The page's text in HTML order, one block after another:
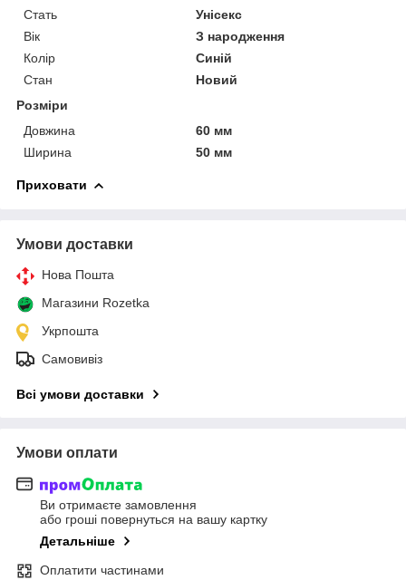
Стать
Унісекс
Вік
З народження
Колір
Синій
Стан
Новий
Розміри
Довжина
60 мм
Ширина
50 мм
Приховати
Умови доставки
Нова Пошта
Магазини Rozetka
Укрпошта
Самовивіз
Всі умови доставки
Умови оплати
Ви отримаєте замовлення
або гроші повернуться на вашу картку
Детальніше
Оплатити частинами